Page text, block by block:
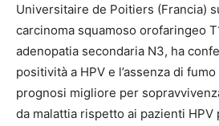
Universitaire de Poitiers (Francia)
carcinoma squamoso orofaringeo
adenopatia secondaria N3, ha
positività a HPV e l’assenza di
prognosi migliore per
da malattia rispetto ai pazienti